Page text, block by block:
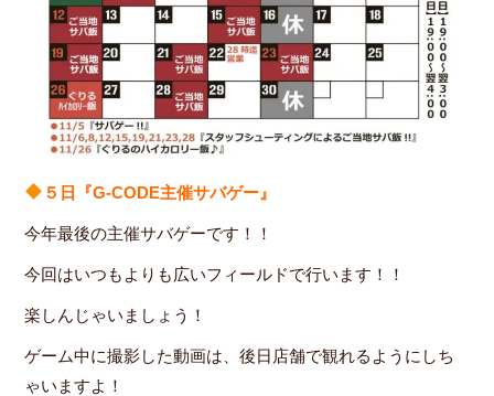
５日『G-CODE主催サバゲー』
今年最後の主催サバゲーです！！
今回はいつもよりも広いフィールドで行います！！
楽しんじゃいましょう！
ゲーム中に撮影した動画は、後日店舗で観れるようにしち
ゃいますよ！